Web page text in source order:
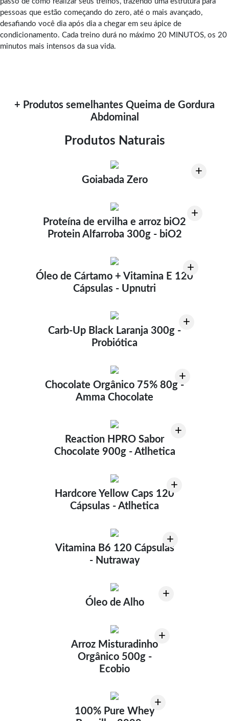
pessoas que estão começando do zero, até o mais avançado,
desafiando você dia após dia a chegar em seu ápice de
condicionamento. Cada treino durá no máximo 20 MINUTOS, os 20
minutos mais intensos da sua vida.
+ Produtos semelhantes Queima de Gordura
Abdominal
Produtos Naturais
+
Goiabada Zero
+
Proteína de ervilha e arroz biO2
Protein Alfarroba 300g - biO2
+
Óleo de Cártamo + Vitamina E 120
Cápsulas - Upnutri
+
Carb-Up Black Laranja 300g -
Probiótica
+
Chocolate Orgânico 75% 80g -
Amma Chocolate
+
Reaction HPRO Sabor
Chocolate 900g - Atlhetica
+
Hardcore Yellow Caps 120
Cápsulas - Atlhetica
+
Vitamina B6 120 Cápsulas
- Nutraway
+
Óleo de Alho
+
Arroz Misturadinho
Orgânico 500g -
Ecobio
+
100% Pure Whey